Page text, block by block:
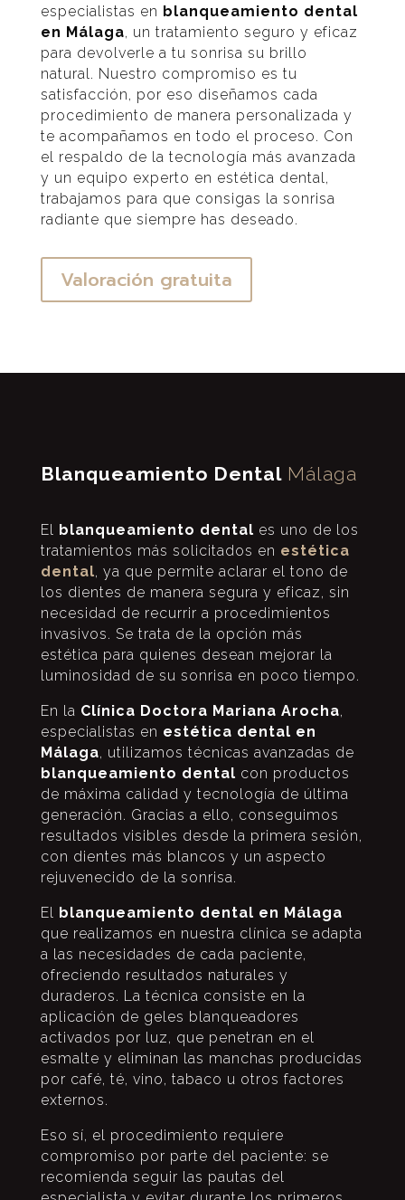
especialistas en blanqueamiento dental
en Málaga, un tratamiento seguro y eficaz
para devolverle a tu sonrisa su brillo
natural. Nuestro compromiso es tu
satisfacción, por eso diseñamos cada
procedimiento de manera personalizada y
te acompañamos en todo el proceso. Con
el respaldo de la tecnología más avanzada
y un equipo experto en estética dental,
trabajamos para que consigas la sonrisa
radiante que siempre has deseado.
Valoración gratuita
Blanqueamiento DentalMálaga
El blanqueamiento dental es uno de los
tratamientos más solicitados en estética
dental, ya que permite aclarar el tono de
los dientes de manera segura y eficaz, sin
necesidad de recurrir a procedimientos
invasivos. Se trata de la opción más
estética para quienes desean mejorar la
luminosidad de su sonrisa en poco tiempo.
En la Clínica Doctora Mariana Arocha,
especialistas en estética dental en
Málaga, utilizamos técnicas avanzadas de
blanqueamiento dental con productos
de máxima calidad y tecnología de última
generación. Gracias a ello, conseguimos
resultados visibles desde la primera sesión,
con dientes más blancos y un aspecto
rejuvenecido de la sonrisa.
El blanqueamiento dental en Málaga
que realizamos en nuestra clínica se adapta
a las necesidades de cada paciente,
ofreciendo resultados naturales y
duraderos. La técnica consiste en la
aplicación de geles blanqueadores
activados por luz, que penetran en el
esmalte y eliminan las manchas producidas
por café, té, vino, tabaco u otros factores
externos.
Eso sí, el procedimiento requiere
compromiso por parte del paciente: se
recomienda seguir las pautas del